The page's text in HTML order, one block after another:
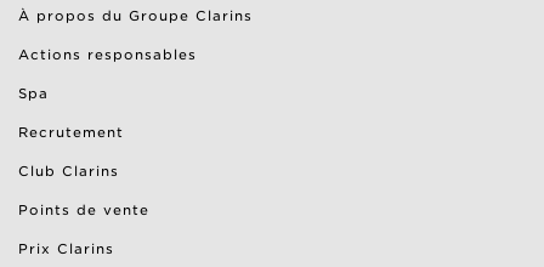
À propos du Groupe Clarins
Actions responsables
Spa
Recrutement
Club Clarins
Points de vente
Prix Clarins